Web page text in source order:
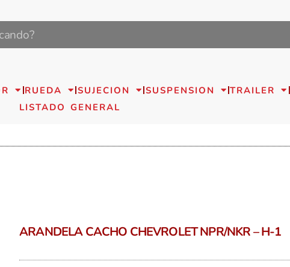
RUEDA SUJECION SUSPENSION TRAILER
LISTADO GENERAL
ARANDELA CACHO CHEVROLET NPR/NKR – H-1